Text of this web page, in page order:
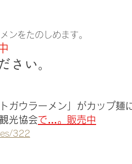
ンをたのしめます。
さい。
ガウラーメン」がカップ麺
光協会で…。販売中
322